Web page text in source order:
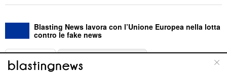
Blasting News lavora con l’Unione Europea nella lotta
contro le fake news
ABOUT